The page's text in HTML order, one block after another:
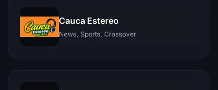
Cauca Estereo
News, Sports, Crossover